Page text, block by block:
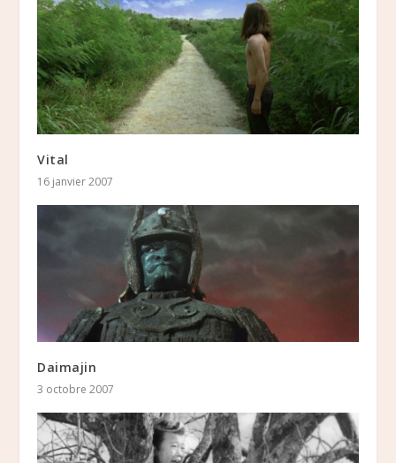
Vital
16 janvier 2007
Daimajin
3 octobre 2007